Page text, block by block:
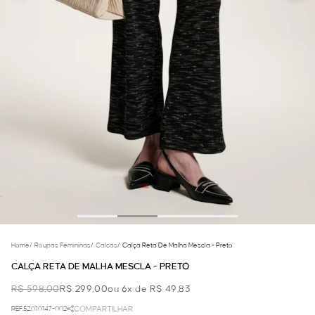
Home/ Roupas Femininas/ Calcas/ Calça Reta De Malha Mescla - Preto
CALÇA RETA DE MALHA MESCLA - PRETO
R$ 598,00R$ 299,00ou 6x de R$ 49,83
REF.52.01.0147-002 COMPARTILHAR